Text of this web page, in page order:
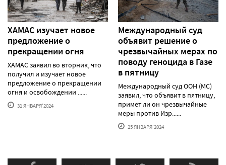
ХАМАС изучает новое
предложение о
прекращении огня
ХАМАС заявил во вторник, что
получил и изучает новое
предложение о прекращении
огня и освобождении ......
31 ЯНВАРЯ'2024
Международный суд
объявит решение о
чрезвычайных мерах по
поводу геноцида в Газе
в пятницу
Международный суд ООН (МС)
заявил, что объявит в пятницу,
примет ли он чрезвычайные
меры против Изр......
25 ЯНВАРЯ'2024